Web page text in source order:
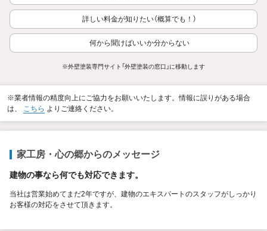
詳しい料金が知りたい（概算でも！）
何から聞けばいいか分からない
※外壁塗装専門サイト「外壁塗装の窓口」に移動します
※業者情報の精度向上にご協力をお願いいたします。情報に誤りがある場合
は、 こちら よりご連絡ください。
家工房・心の郷からのメッセージ
建物の事なら何でも対応できます。
当社は営業始めてまだ2年ですが、建物のエキスパートのスタッフがしっかり
お客様の対応をさせて頂きます。